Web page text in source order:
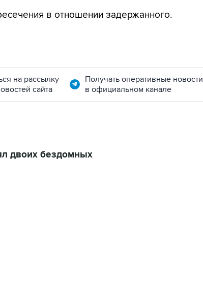
в отношении задержанного.
на рассылку
сайта
Получать оперативные новости
в официальном канале
двоих бездомных